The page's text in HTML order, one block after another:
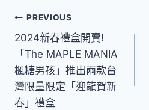
文
章
導
覽
PREVIOUS
2024新春禮盒開賣!
「The MAPLE MANIA
楓糖男孩」推出兩款台
灣限量限定「迎龍賀新
春」禮盒